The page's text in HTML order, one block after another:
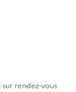
rendez-vous